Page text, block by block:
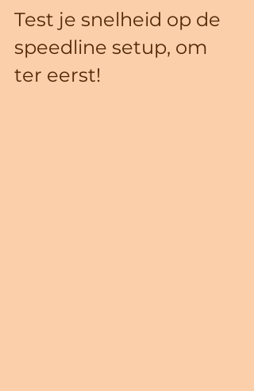
Test je snelheid op de
speedline setup, om
ter eerst!